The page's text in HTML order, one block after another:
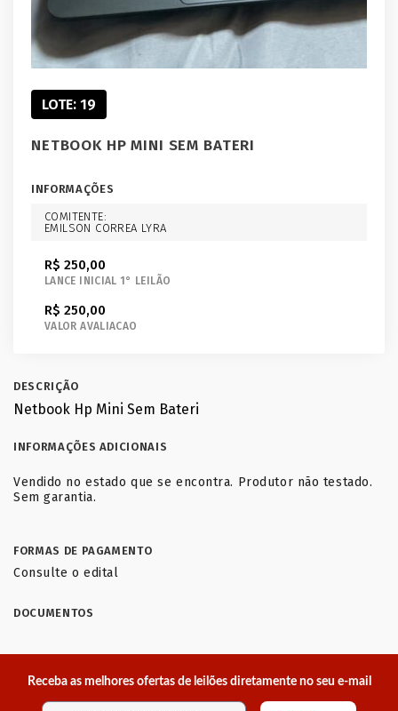
LOTE: 19
NETBOOK HP MINI SEM BATERI
INFORMAÇÕES
COMITENTE:
EMILSON CORREA LYRA
R$ 250,00
LANCE INICIAL 1° LEILÃO
R$ 250,00
VALOR AVALIACAO
DESCRIÇÃO
Netbook Hp Mini Sem Bateri
INFORMAÇÕES ADICIONAIS
Vendido no estado que se encontra. Produtor não testado.
Sem garantia.
FORMAS DE PAGAMENTO
Consulte o edital
DOCUMENTOS
Receba as melhores ofertas de leilões diretamente no seu e-mail